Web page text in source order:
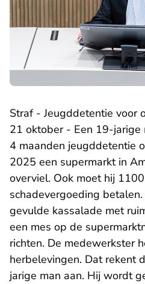
Straf - Jeugddetentie voor
21 oktober - Een 19-jarige
4 maanden jeugddetentie
2025 een supermarkt in
overviel. Ook moet hij
schadevergoeding
gevulde kassalade met
een mes op de
richten. De medewerkster
herbelevingen. Dat rekent
jarige man aan. Hij wordt